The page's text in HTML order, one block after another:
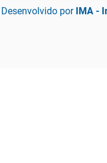
Desenvolvido por IMA -